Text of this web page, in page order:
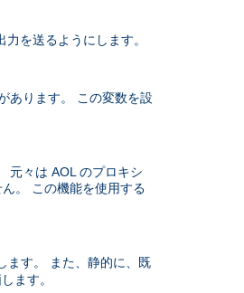
を送るようにします。
あります。 この変数を設
元々は AOL のプロキシ
。 この機能を使用する
ます。 また、静的に、既
ます。